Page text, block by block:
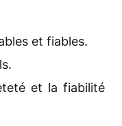
et fiables.
et la fiabilité